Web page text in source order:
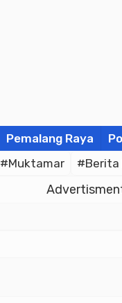
Pemalang Raya
#Muktamar #Berita